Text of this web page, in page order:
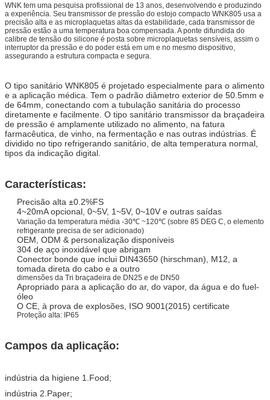
WNK tem uma pesquisa profissional de 13 anos, desenvolvendo e produzindo
a experiência. Seu transmissor de pressão do estojo compacto WNK805 usa a
precisão alta e as microplaquetas altas da estabilidade, cada transmissor de
pressão estão a uma temperatura boa compensada. A ponte difundida do
calibre de tensão do silicone é posta sobre microplaquetas sensíveis, assim o
interruptor da pressão e do poder está em um e no mesmo dispositivo,
assegurando a estrutura compacta e segura.
O tipo sanitário WNK805 é projetado especialmente para o alimento
e a aplicação médica. Tem o padrão diâmetro exterior de 50.5mm e
de 64mm, conectando com a tubulação sanitária do processo
diretamente e facilmente. O tipo sanitário transmissor da braçadeira
de pressão é amplamente utilizado no alimento, na fatura
farmacêutica, de vinho, na fermentação e nas outras indústrias. É
dividido no tipo refrigerando sanitário, de alta temperatura normal,
tipos da indicação digital.
Características:
Precisão alta ±0.2%FS
4~20mA opcional, 0~5V, 1~5V, 0~10V e outras saídas
Variação da temperatura média -30℃ ~120℃ (sobre 85 DEG C, o elemento
refrigerante precisa de ser adicionado)
OEM, ODM & personalização disponíveis
304 de aço inoxidável que abrigam
Conector bonde que inclui DIN43650 (hirschman), M12, a
tomada direta do cabo e a outro
dimensões da Tri braçadeira de DN25 e de DN50
Apropriado para a aplicação do ar, do vapor, da água e do fuel-
óleo
O CE, à prova de explosões, ISO 9001(2015) certificate
Proteção alta: IP65
Campos da aplicação:
indústria da higiene 1.Food;
indústria 2.Paper;